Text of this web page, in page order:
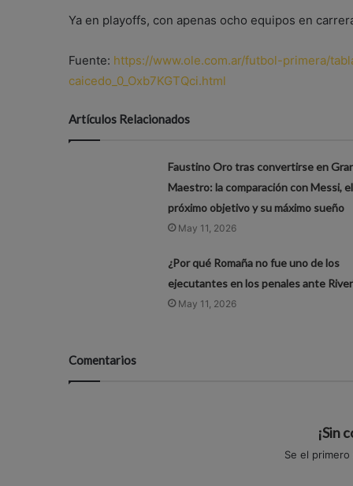
Ya en playoffs, con apenas ocho equipos en
Fuente: https://www.ole.com.ar/futbol-primera/
caicedo_0_Oxb7KGTQci.html
Artículos Relacionados
Faustino Oro tras convertirse en
Maestro: la comparación con Messi, el
próximo objetivo y su máximo sueño
May 11, 2026
¿Por qué Romaña no fue uno de los
ejecutantes en los penales ante
May 11, 2026
Comentarios
¡Sin
Se el